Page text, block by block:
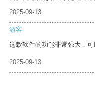
2025-09-13
游客
这款软件的功能非常强大，可
2025-09-13